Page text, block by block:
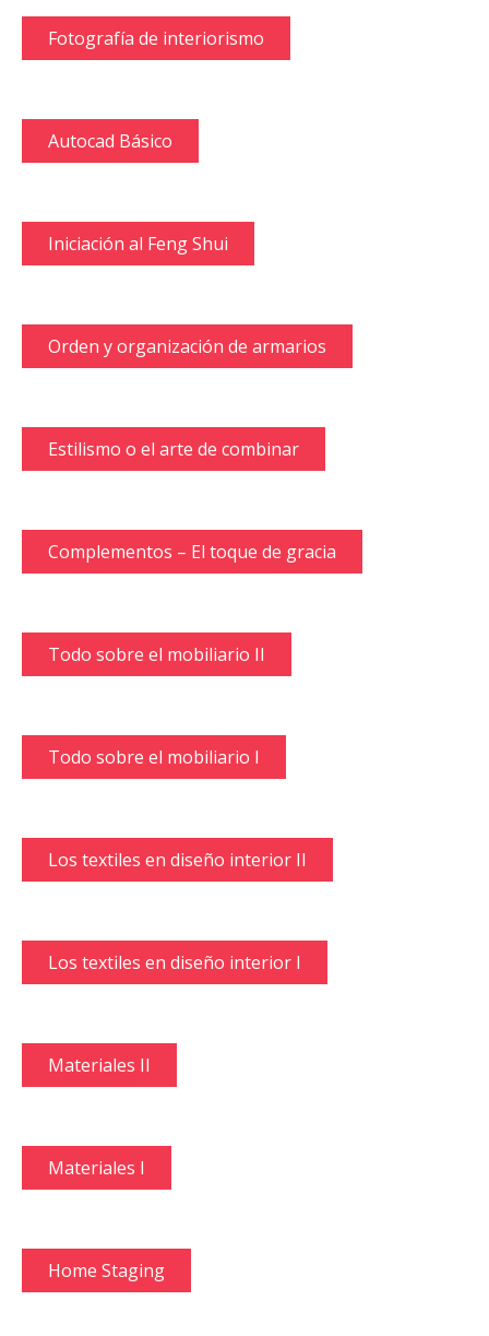
Fotografía de interiorismo
Autocad Básico
Iniciación al Feng Shui
Orden y organización de armarios
Estilismo o el arte de combinar
Complementos – El toque de gracia
Todo sobre el mobiliario II
Todo sobre el mobiliario I
Los textiles en diseño interior II
Los textiles en diseño interior I
Materiales II
Materiales I
Home Staging